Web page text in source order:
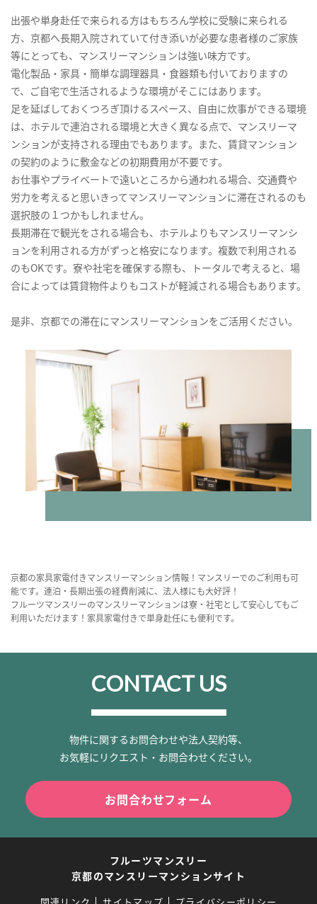
出張や単身赴任で来られる方はもちろん学校に受験に来られる
方、京都へ長期入院されていて付き添いが必要な患者様のご家族
等にとっても、マンスリーマンションは強い味方です。
電化製品・家具・簡単な調理器具・食器類も付いておりますの
で、ご自宅で生活されるような環境がそこにはあります。
足を延ばしておくつろぎ頂けるスペース、自由に炊事ができる環境
は、ホテルで連泊される環境と大きく異なる点で、マンスリーマ
ンションが支持される理由でもあります。また、賃貸マンション
の契約のように敷金などの初期費用が不要です。
お仕事やプライベートで遠いところから通われる場合、交通費や
労力を考えると思いきってマンスリーマンションに滞在されるのも
選択肢の１つかもしれません。
長期滞在で観光をされる場合も、ホテルよりもマンスリーマンシ
ョンを利用される方がずっと格安になります。複数で利用される
のもOKです。寮や社宅を確保する際も、トータルで考えると、場
合によっては賃貸物件よりもコストが軽減される場合もあります。
是非、京都での滞在にマンスリーマンションをご活用ください。
京都の家具家電付きマンスリーマンション情報！マンスリーでのご利用も可
能です。連泊・長期出張の経費削減に、法人様にも大好評！
フルーツマンスリーのマンスリーマンションは寮・社宅として安心してもご
利用いただけます！家具家電付きで単身赴任にも便利です。
CONTACT US
物件に関するお問合わせや法人契約等、
お気軽にリクエスト・お問合わせください。
お問合わせフォーム
フルーツマンスリー
京都のマンスリーマンションサイト
関連リンク サイトマップ プライバシーポリシー